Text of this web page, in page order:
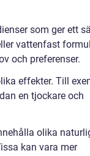
som ger ett
vattenfast
och preferenser.
effekter. Till
en tjockare och
olika
kan vara mer